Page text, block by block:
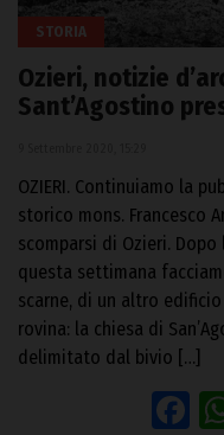
STORIA
Ozieri, notizie
Sant’Agostino
OZIERI. Continuiamo la
storico mons. Francesco
scomparsi di Ozieri.
questa settimana
scarne, di un altro
rovina: la chiesa di
delimitato dal bivio […]